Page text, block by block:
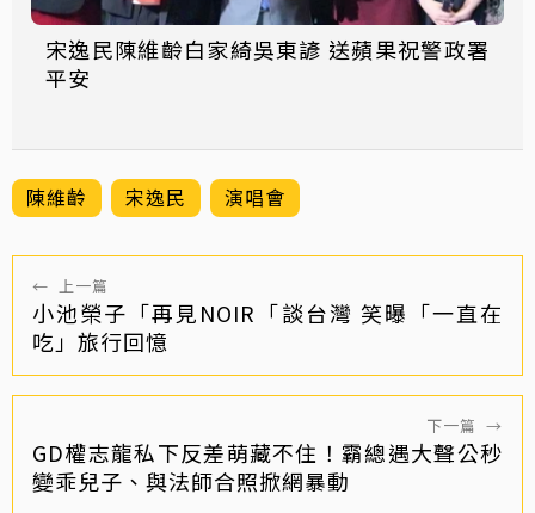
宋逸民陳維齡白家綺吳東諺 送蘋果祝警政署
平安
陳維齡 宋逸民 演唱會
← 上一篇
小池榮子「再見NOIR「談台灣 笑曝「一直在
吃」旅行回憶
下一篇 →
GD權志龍私下反差萌藏不住！霸總遇大聲公秒
變乖兒子、與法師合照掀網暴動